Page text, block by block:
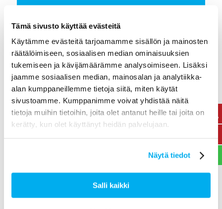
Tämä sivusto käyttää evästeitä
Käytämme evästeitä tarjoamamme sisällön ja mainosten
räätälöimiseen, sosiaalisen median ominaisuuksien
tukemiseen ja kävijämäärämme analysoimiseen. Lisäksi
jaamme sosiaalisen median, mainosalan ja analytiikka-
alan kumppaneillemme tietoja siitä, miten käytät
sivustoamme. Kumppanimme voivat yhdistää näitä
tietoja muihin tietoihin, joita olet antanut heille tai joita on
kerätty, kun olet käyttänyt heidän palvelujaan.
Näytä tiedot
Salli kaikki
LIITY SISÄPIIRIIN
Tilaa viimeisimmät tarjoukset, kuulumiset ja
hyödylliset vinkit suoraan sähköpostiisi.
Lomakkeen lähettämällä hyväksyt GDPR:n mukaisen
tietosuojaselosteen.